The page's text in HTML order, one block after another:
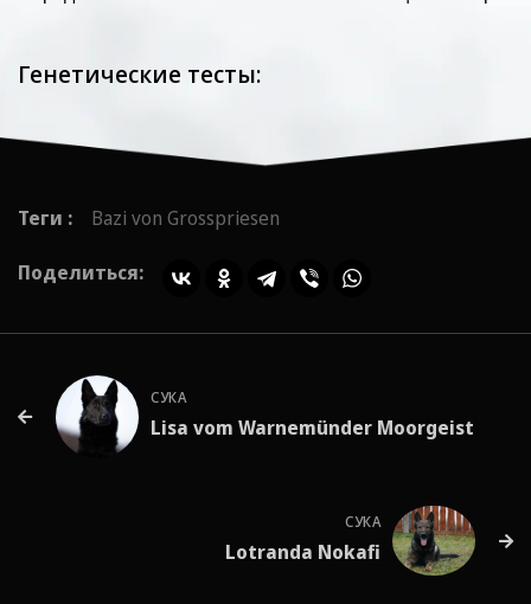
Генетические тесты:
Теги : Bazi von Grosspriesen
Поделиться:
СУКА
Lisa vom Warnemünder Moorgeist
СУКА
Lotranda Nokafi